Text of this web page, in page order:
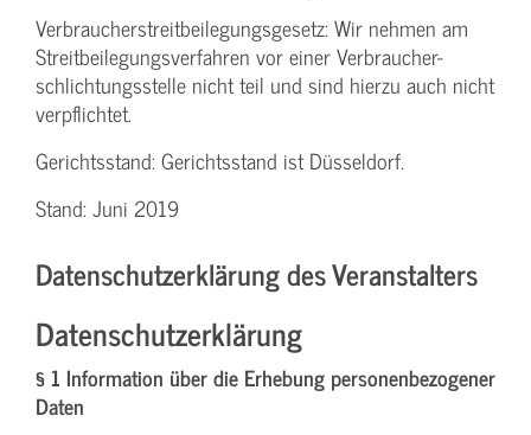
Verbraucher­streitbeilegungs­gesetz: Wir nehmen am
Streit­beilegungs­verfahren vor einer Verbraucher­
schlichtungs­stelle nicht teil und sind hierzu auch nicht
verpflichtet.
Gerichtsstand: Gerichtsstand ist Düsseldorf.
Stand: Juni 2019
Datenschutzerklärung des Veranstalters
Datenschutzerklärung
§ 1 Information über die Erhebung personenbezogener
Daten